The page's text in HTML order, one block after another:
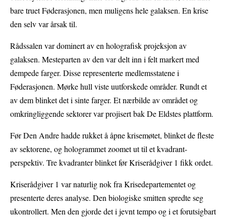
bare truet Føderasjonen, men muligens hele galaksen. En krise
den selv var årsak til.
Rådssalen var dominert av en holografisk projeksjon av
galaksen. Mesteparten av den var delt inn i felt markert med
dempede farger. Disse representerte medlemsstatene i
Føderasjonen. Mørke hull viste uutforskede områder. Rundt et
av dem blinket det i sinte farger. Et nærbilde av området og
omkringliggende sektorer var projisert bak De Eldstes plattform.
Før Den Andre hadde rukket å åpne krisemøtet, blinket de fleste
av sektorene, og hologrammet zoomet ut til et kvadrant-
perspektiv. Tre kvadranter blinket før Kriserådgiver 1 fikk ordet.
Kriserådgiver 1 var naturlig nok fra Krisedepartementet og
presenterte deres analyse. Den biologiske smitten spredte seg
ukontrollert. Men den gjorde det i jevnt tempo og i et forutsigbart